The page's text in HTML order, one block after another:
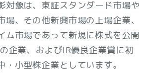
対象は、東証スタンダード市場や
場、その他新興市場の上場企業、
ム市場であって新規に株式を公開
企業、およびIR優良企業賞に初
・小型株企業としています。